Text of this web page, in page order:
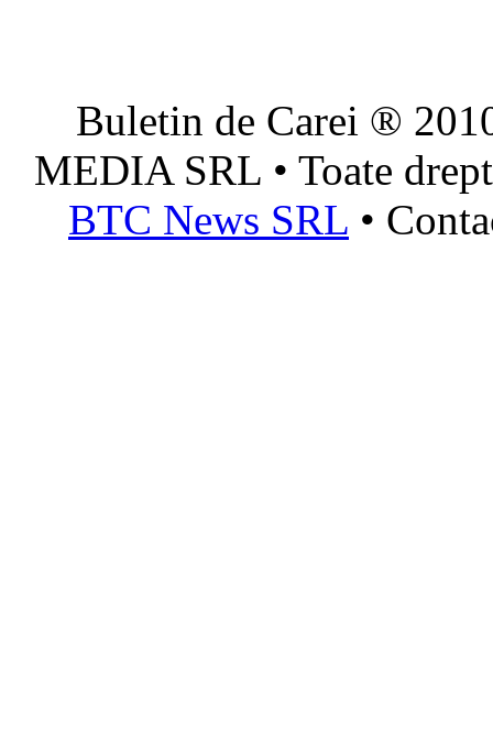
Buletin de Carei ®
MEDIA SRL • Toate
BTC News SRL •